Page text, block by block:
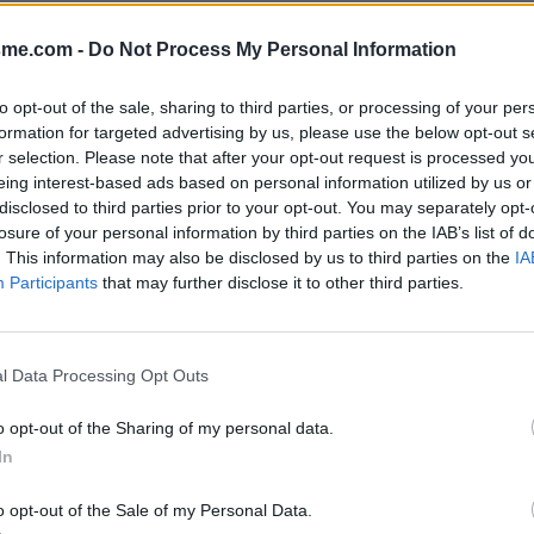
- Do Not Process My Personal Information
opt-out of the sale, sharing to third parties, or processing of your
for targeted advertising by us, please use the below opt-out
selection. Please note that after your opt-out request is processed
interest-based ads based on personal information utilized by us
to third parties prior to your opt-out. You may separately
of your personal information by third parties on the IAB’s list of
This information may also be disclosed by us to third parties on the
Participants that may further disclose it to other third parties.
Data Processing Opt Outs
opt-out of the Sharing of my personal data.
opt-out of the Sale of my Personal Data.
le haut
Afficher la carte